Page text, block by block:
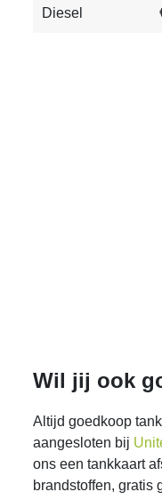
Diesel
Wil jij ook
Altijd goedkoop
aangesloten bij
ons een tankkaart
brandstoffen, gratis